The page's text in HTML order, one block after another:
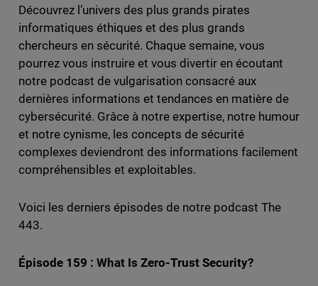
Découvrez l’univers des plus grands pirates
informatiques éthiques et des plus grands
chercheurs en sécurité. Chaque semaine, vous
pourrez vous instruire et vous divertir en écoutant
notre podcast de vulgarisation consacré aux
dernières informations et tendances en matière de
cybersécurité. Grâce à notre expertise, notre humour
et notre cynisme, les concepts de sécurité
complexes deviendront des informations facilement
compréhensibles et exploitables.
Voici les derniers épisodes de notre podcast The
443.
Épisode 159 : What Is Zero-Trust Security?